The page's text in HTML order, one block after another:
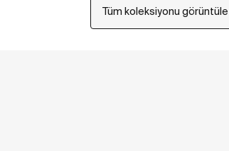
Tüm koleksiyonu görüntüle